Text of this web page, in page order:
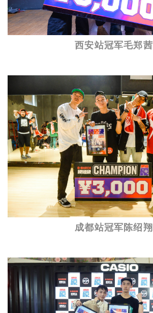
西安站冠军毛郑茜
成都站冠军陈绍翔